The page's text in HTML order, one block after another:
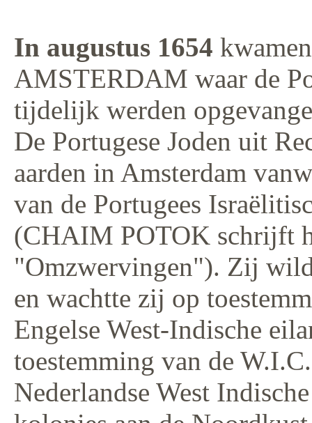
In augustus 1654
AMSTERDAM waar de
tijdelijk werden
De Portugese Joden uit
aarden in Amsterdam
van de Portugees
(CHAIM POTOK schrijft
"Omzwervingen"). Zij
en wachtte zij op
Engelse West-Indische
toestemming van de
Nederlandse West